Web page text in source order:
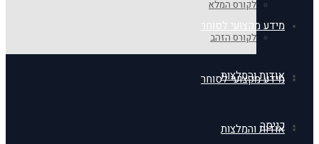
מידע מקצועי לסוחר
אודות והמלצות
כניסה
לקורס המלא
לקורס הזהב
מידע מקצועי לסוחר
אודות והמלצות